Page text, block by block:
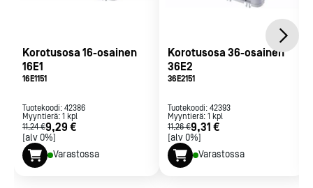
Korotusosa 16-osainen
16E1
16E1151
Tuotekoodi: 42386
Myyntierä: 1 kpl
11,24 €9,29 €
[alv 0%]
Varastossa
Korotusosa 36-osainen
36E2
36E2151
Tuotekoodi: 42393
Myyntierä: 1 kpl
11,26 €9,31 €
[alv 0%]
Varastossa